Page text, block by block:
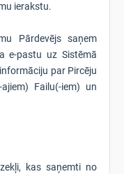
ierakstu.
Pārdevējs saņem
e-pastu uz Sistēmā
par Pircēju
Failu(-iem) un
kas saņemti no